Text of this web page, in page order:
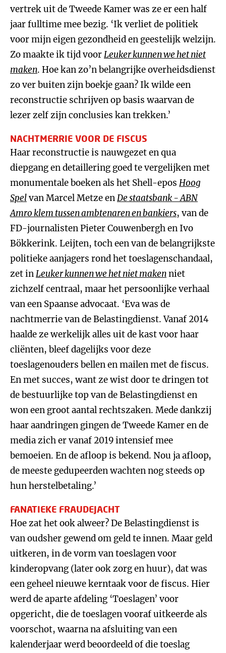
vertrek uit de Tweede Kamer was ze er een half
jaar fulltime mee bezig. ‘Ik verliet de politiek
voor mijn eigen gezondheid en geestelijk welzijn.
Zo maakte ik tijd voorLeuker kunnen we het niet
maken. Hoe kan zo’n belangrijke overheidsdienst
zo ver buiten zijn boekje gaan? Ik wilde een
reconstructie schrijven op basis waarvan de
lezer zelf zijn conclusies kan trekken.’
NACHTMERRIE VOOR DE FISCUS
Haar reconstructie is nauwgezet en qua
diepgang en detaillering goed te vergelijken met
monumentale boeken als het Shell-epos Hoog
Spelvan Marcel Metze enDe staatsbank - ABN
Amro klem tussen ambtenaren en bankiers, van de
FD-journalisten Pieter Couwenbergh en Ivo
Bökkerink. Leijten, toch een van de belangrijkste
politieke aanjagers rond het toeslagenschandaal,
zet inLeuker kunnen we het niet makenniet
zichzelf centraal, maar het persoonlijke verhaal
van een Spaanse advocaat. ‘Eva was de
nachtmerrie van de Belastingdienst. Vanaf 2014
haalde ze werkelijk alles uit de kast voor haar
cliënten, bleef dagelijks voor deze
toeslagenouders bellen en mailen met de fiscus.
En met succes, want ze wist door te dringen tot
de bestuurlijke top van de Belastingdienst en
won een groot aantal rechtszaken. Mede dankzij
haar aandringen gingen de Tweede Kamer en de
media zich er vanaf 2019 intensief mee
bemoeien. En de afloop is bekend. Nou ja afloop,
de meeste gedupeerden wachten nog steeds op
hun herstelbetaling.’
FANATIEKE FRAUDEJACHT
Hoe zat het ook alweer? De Belastingdienst is
van oudsher gewend om geld te innen. Maar geld
uitkeren, in de vorm van toeslagen voor
kinderopvang (later ook zorg en huur), dat was
een geheel nieuwe kerntaak voor de fiscus. Hier
werd de aparte afdeling ‘Toeslagen’ voor
opgericht, die de toeslagen vooraf uitkeerde als
voorschot, waarna na afsluiting van een
kalenderjaar werd beoordeeld of die toeslag